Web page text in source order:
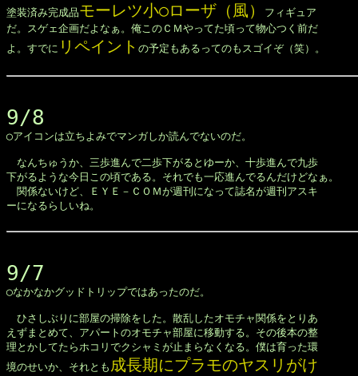
塗装済み完成品モーレツ小○ローザ（風）
フィギュア
だ。スゲェ企画だよなぁ。俺このＣＭやってた頃って物心つく前だ
よ。すでに リペイント の予定もあるってのもスゴイぞ（笑）。
9/8
◯アイコンは立ちよみでマンガしか読んでないのだ。
なんちゅうか、三歩進んで二歩下がるとゆーか、十歩進んで九歩
下がるような今日この頃である。それでも一応進んでるんだけどなぁ。
関係ないけど、ＥＹＥ－ＣＯＭが週刊になって誌名が週刊アスキ
ーになるらしいね。
9/7
◯なかなかグッドトリップではあったのだ。
ひさしぶりに部屋の掃除をした。散乱したオモチャ関係をとりあ
えずまとめて、アパートのオモチャ部屋に移動する。その後本の整
理とかしてたらホコリでクシャミが止まらなくなる。僕は育った環
境のせいか、それとも 成長期にプラモのヤスリがけ